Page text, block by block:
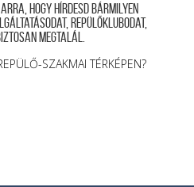
arra, hogy hírdesd bármilyen
repülőklubodat,
megtalál.
SZAKMAI TÉRKÉPEN?